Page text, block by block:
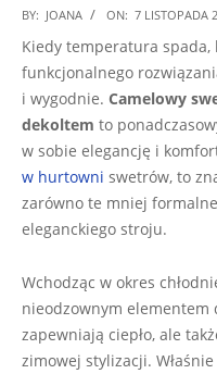
2025-
11-
07
BY: JOANA ON: 7 LISTOPADA
Kiedy temperatura spada,
funkcjonalnego
i wygodnie. Camelowy
dekoltem to
w sobie elegancję i
w hurtowni swetrów, to
zarówno te mniej
eleganckiego stroju.
Wchodząc w okres
nieodzownym
zapewniają ciepło, ale
zimowej stylizacji.